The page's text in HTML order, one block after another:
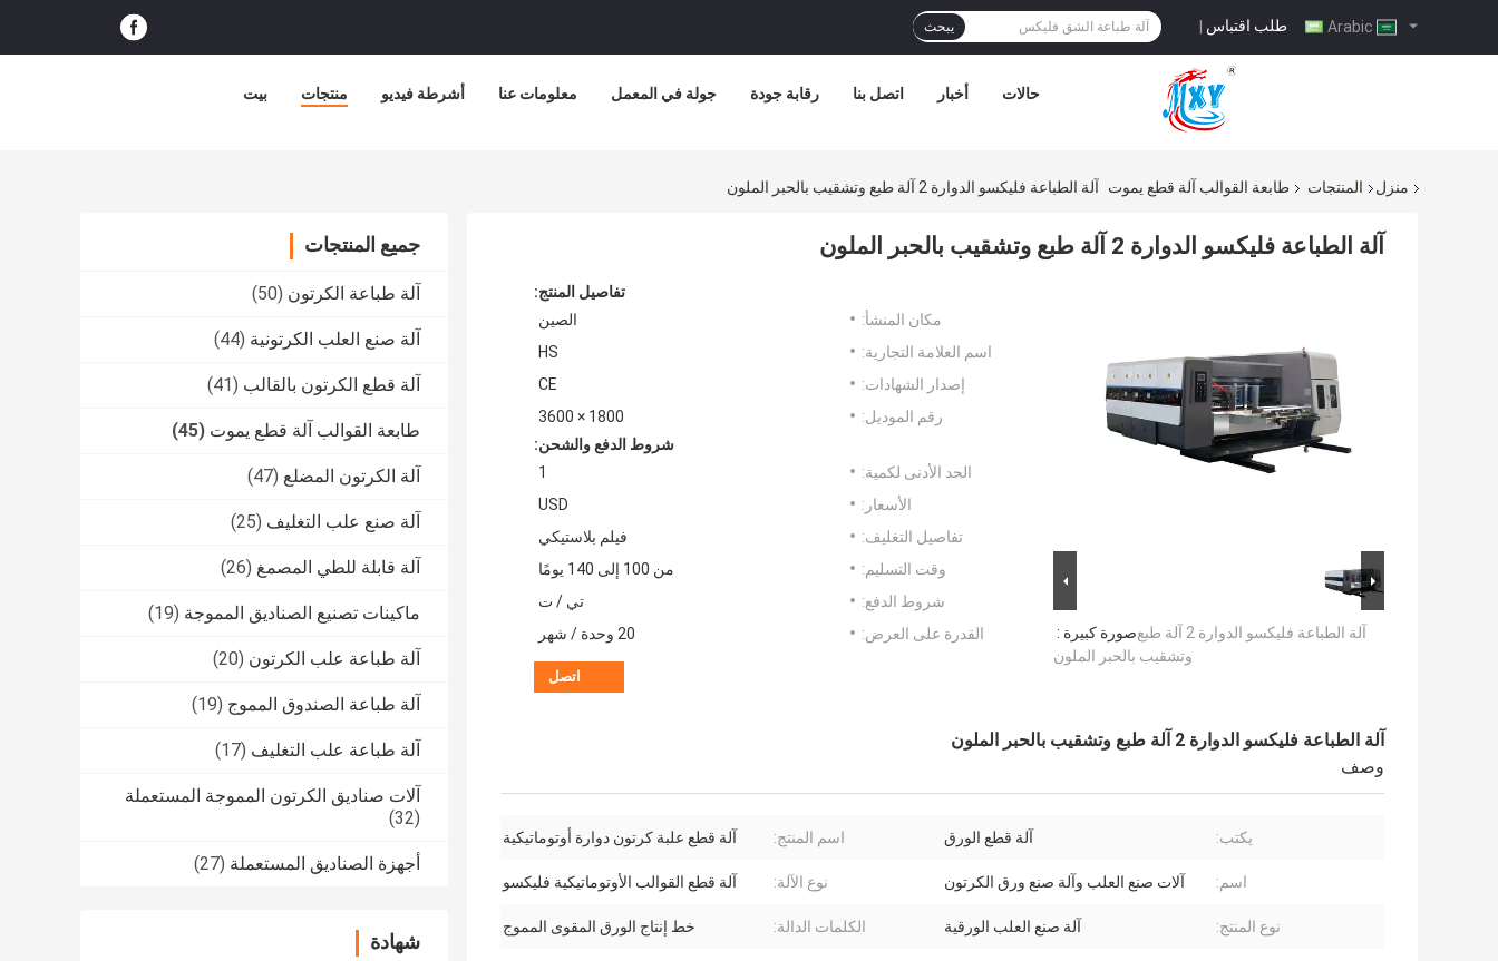
طلب اقتباس | يبحث
بيت منتجات أشرطة فيديو معلومات عنا جولة في المعمل رقابة جودة اتصل بنا أخبار حالات
منزل المنتجات طابعة القوالب آلة قطع يموت آلة الطباعة فليكسو الدوارة 2 آلة طبع وتشقيب بالحبر الملون
جميع المنتجات
آلة طباعة الكرتون (50)
آلة صنع العلب الكرتونية (44)
آلة قطع الكرتون بالقالب (41)
طابعة القوالب آلة قطع يموت (45)
آلة الكرتون المضلع (47)
آلة صنع علب التغليف (25)
آلة قابلة للطي المصمغ (26)
ماكينات تصنيع الصناديق المموجة (19)
آلة طباعة علب الكرتون (20)
آلة طباعة الصندوق المموج (19)
آلة طباعة علب التغليف (17)
آلات صناديق الكرتون المموجة المستعملة
(32)
أجهزة الصناديق المستعملة (27)
شهادة
آلة الطباعة فليكسو الدوارة 2 آلة طبع وتشقيب بالحبر الملون
صورة كبيرة :آلة الطباعة فليكسو الدوارة 2 آلة طبع
وتشقيب بالحبر الملون
تفاصيل المنتج:
مكان المنشأ:
الصين
اسم العلامة التجارية:
HS
إصدار الشهادات:
CE
رقم الموديل:
1800 × 3600
شروط الدفع والشحن:
الحد الأدنى لكمية:
1
الأسعار:
USD
تفاصيل التغليف:
فيلم بلاستيكي
وقت التسليم:
من 100 إلى 140 يومًا
شروط الدفع:
تي / ت
القدرة على العرض:
20 وحدة / شهر
اتصل
آلة الطباعة فليكسو الدوارة 2 آلة طبع وتشقيب بالحبر الملون
وصف
يكتب: آلة قطع الورق اسم المنتج: آلة قطع علبة كرتون دوارة أوتوماتيكية
اسم: آلات صنع العلب وآلة صنع ورق الكرتون نوع الآلة: آلة قطع القوالب الأوتوماتيكية فليكسو
نوع المنتج: آلة صنع العلب الورقية الكلمات الدالة: خط إنتاج الورق المقوى المموج